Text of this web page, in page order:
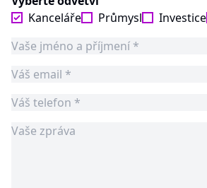
Kanceláře
Průmysl Investice